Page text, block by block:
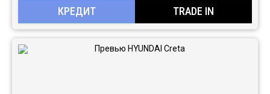
КРЕДИТ TRADE IN